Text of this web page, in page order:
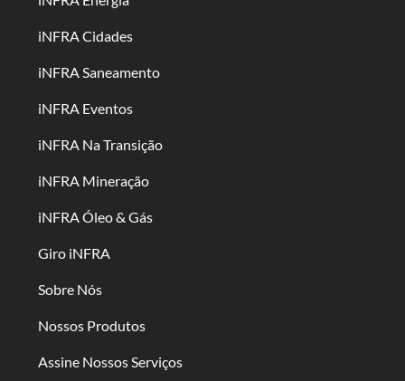
iNFRA Cidades
iNFRA Saneamento
iNFRA Eventos
iNFRA Na Transição
iNFRA Mineração
iNFRA Óleo & Gás
Giro iNFRA
Sobre Nós
Nossos Produtos
Assine Nossos Serviços